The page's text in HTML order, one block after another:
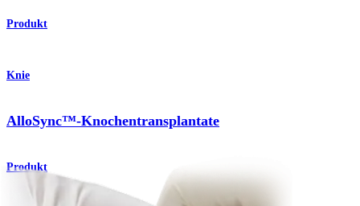
Produkt
Knie
AlloSync™-Knochentransplantate
Produkt